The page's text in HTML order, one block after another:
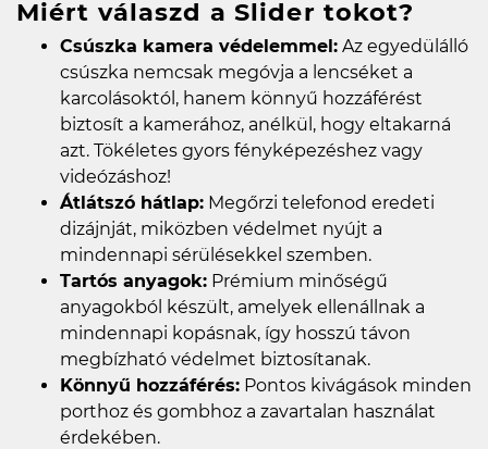
Miért válaszd a Slider tokot?
Csúszka kamera védelemmel: Az egyedülálló
csúszka nemcsak megóvja a lencséket a
karcolásoktól, hanem könnyű hozzáférést
biztosít a kamerához, anélkül, hogy eltakarná
azt. Tökéletes gyors fényképezéshez vagy
videózáshoz!
Átlátszó hátlap: Megőrzi telefonod eredeti
dizájnját, miközben védelmet nyújt a
mindennapi sérülésekkel szemben.
Tartós anyagok: Prémium minőségű
anyagokból készült, amelyek ellenállnak a
mindennapi kopásnak, így hosszú távon
megbízható védelmet biztosítanak.
Könnyű hozzáférés: Pontos kivágások minden
porthoz és gombhoz a zavartalan használat
érdekében.